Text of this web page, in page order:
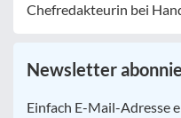
Chefredakteurin bei
Newsletter
E-
Einfach E-Mail-Adresse